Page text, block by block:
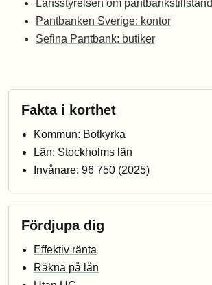
Länsstyrelsen om pantbankstillstånd
Pantbanken Sverige: kontor
Sefina Pantbank: butiker
Fakta i korthet
Kommun: Botkyrka
Län: Stockholms län
Invånare: 96 750 (2025)
Fördjupa dig
Effektiv ränta
Räkna på lån